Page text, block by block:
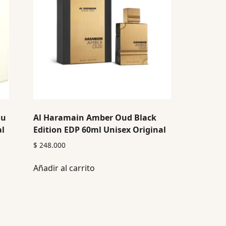
Al Haramain Amber Oud Black
Edition EDP 60ml Unisex Original
$ 248.000
Añadir al carrito